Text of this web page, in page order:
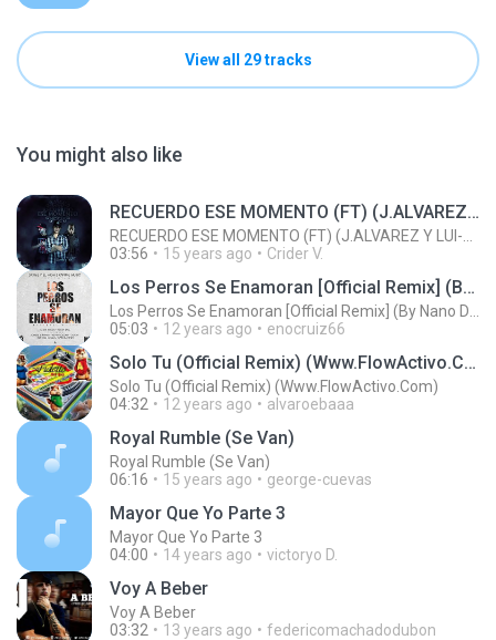
View all 29 tracks
You might also like
RECUERDO ESE MOMENTO (FT) (J.ALVAREZ Y LUI-G 21 PLUS)
03:56
15 years ago Crider V.
Los Perros Se Enamoran [Official Remix] (By Nano De La Geezy & Harold Pauta) (Www.FlowHoT.NeT)
05:03
12 years ago enocruiz66
Solo Tu (Official Remix) (Www.FlowActivo.Com)
Solo Tu (Official Remix) (Www.FlowActivo.Com)
04:32
12 years ago alvaroebaaa
Royal Rumble (Se Van)
Royal Rumble (Se Van)
06:16
15 years ago george-cuevas
Mayor Que Yo Parte 3
Mayor Que Yo Parte 3
04:00
14 years ago victoryo D.
Voy A Beber
Voy A Beber
03:32
13 years ago federicomachadodubon